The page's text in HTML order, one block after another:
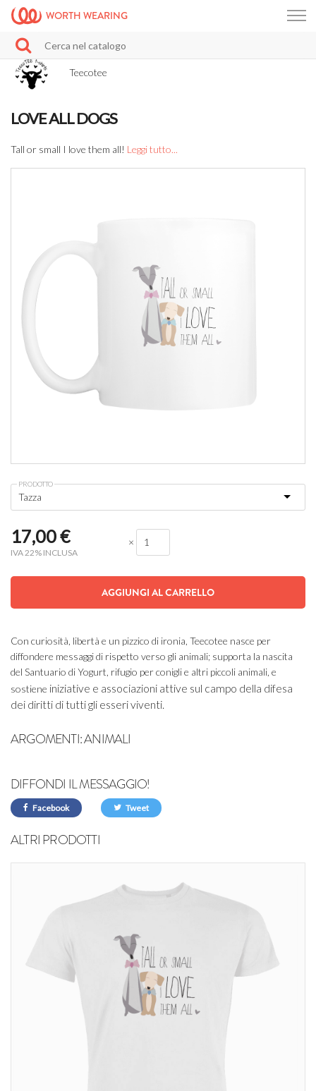
WORTH WEARING
Teecotee
LOVE ALL DOGS
Tall or small I love them all! Leggi tutto...
PRODOTTO
17,00€
IVA 22% INCLUSA
×
AGGIUNGI AL CARRELLO
Con curiosità, libertà e un pizzico di ironia, Teecotee nasce per
diffondere messaggi di rispetto verso gli animali; supporta la nascita
del Santuario di Yogurt, rifugio per conigli e altri piccoli animali, e
sostiene iniziative e associazioni attive sul campo della difesa
dei diritti di tutti gli esseri viventi.
ARGOMENTI:ANIMALI
DIFFONDI IL MESSAGGIO!
Facebook Tweet
ALTRI PRODOTTI